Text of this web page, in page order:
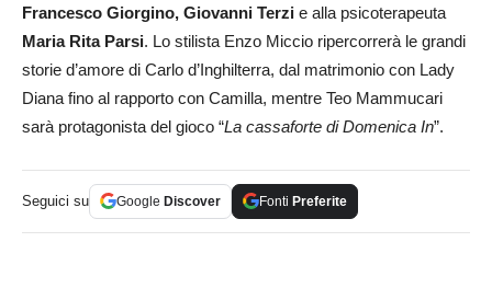
Francesco Giorgino, Giovanni Terzi e alla psicoterapeuta
Maria Rita Parsi. Lo stilista Enzo Miccio ripercorrerà le grandi
storie d’amore di Carlo d’Inghilterra, dal matrimonio con Lady
Diana fino al rapporto con Camilla, mentre Teo Mammucari
sarà protagonista del gioco “La cassaforte di Domenica In”.
Seguici su Google Discover Fonti Preferite